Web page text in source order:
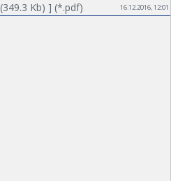
(349.3 Kb) ] (*.pdf) 16.12.2016, 12:01